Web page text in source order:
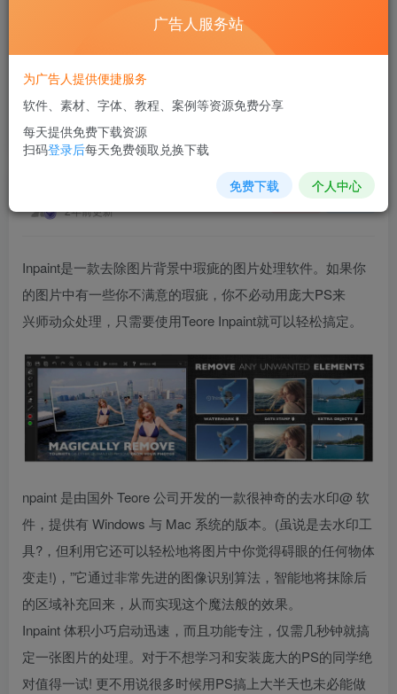
Inpaint
首页 软件插件 正文
2年前更新
关注 私信
Inpaint是一款去除图片背景中瑕疵的图片处理软件。如果你
的图片中有一些你不满意的瑕疵，你不必动用庞大PS来
兴师动众处理，只需要使用Teore Inpaint就可以轻松搞定。
npaint 是由国外 Teore 公司开发的一款很神奇的去水印@ 软
件，提供有 Windows 与 Mac 系统的版本。(虽说是去水印工
具?，但利用它还可以轻松地将图片中你觉得碍眼的任何物体
变走!)，”它通过非常先进的图像识别算法，智能地将抹除后
的区域补充回来，从而实现这个魔法般的效果。
Inpaint 体积小巧启动迅速，而且功能专注，仅需几秒钟就搞
定一张图片的处理。对于不想学习和安装庞大的PS的同学绝
对值得一试! 更不用说很多时候用PS搞上大半天也未必能做
广告人服务站
为广告人提供便捷服务
软件、素材、字体、教程、案例等资源免费分享
每天提供免费下载资源
扫码登录后每天免费领取兑换下载
免费下载 个人中心